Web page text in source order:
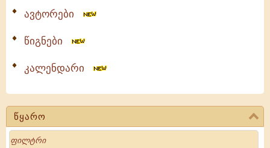
ავტორები
წიგნები
კალენდარი
წყარო
Search